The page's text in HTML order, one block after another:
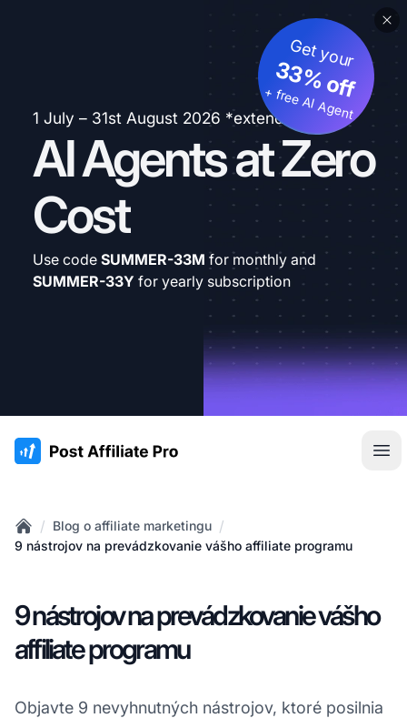
1 July – 31st August 2026 *extended
AI Agents at Zero
Cost
Get your
33% off
+ free AI Agent
Use code SUMMER-33M for monthly and
SUMMER-33Y for yearly subscription
:site.title
Home
/ Blog o affiliate marketingu /
9 nástrojov na prevádzkovanie vášho affiliate programu
9 nástrojov na prevádzkovanie vášho
affiliate programu
Objavte 9 nevyhnutných nástrojov, ktoré posilnia